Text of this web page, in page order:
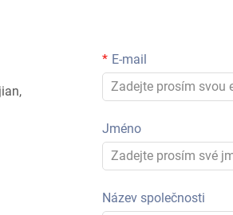
E-mail
Jméno
Název společnosti